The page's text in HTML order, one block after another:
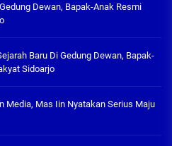
Dewan, Bapak-Anak Resmi
Baru Di Gedung Dewan, Bapak-
Sidoarjo
Media, Mas Iin Nyatakan Serius Maju